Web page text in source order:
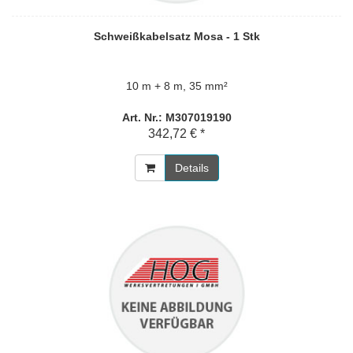
Schweißkabelsatz Mosa - 1 Stk
10 m + 8 m, 35 mm²
Art. Nr.: M307019190
342,72 € *
Details